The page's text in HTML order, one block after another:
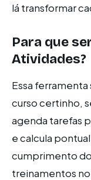
lá transformar
Para que
Atividades?
Essa
curso certinho,
agenda tarefas
e calcula
cumprimento
treinamentos